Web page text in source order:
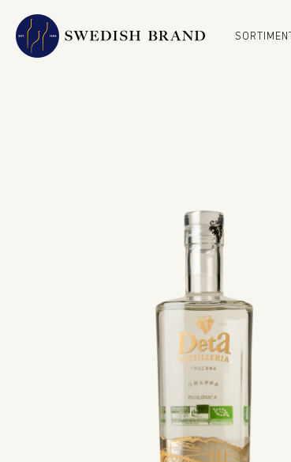
SORTIMENT